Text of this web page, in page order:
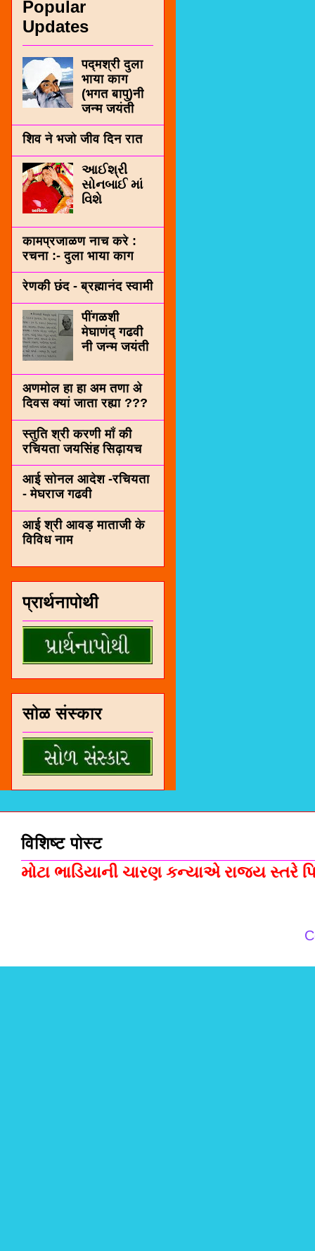
Popular
Updates
पद्मश्री दुला
भाया काग
(भगत बापु)नी
जन्म जयंती
शिव ने भजो जीव दिन रात
આઈશ્રી
સોનબાઈ માં
વિશે
कामप्रजाळण नाच करे :
रचना :- दुला भाया काग
रेणकी छंद - ब्रह्मानंद स्वामी
पींगळशी
मेघाणंद् गढवी
नी जन्म जयंती
अणमोल हा हा अम तणा अे
दिवस क्यां जाता रह्या ???
स्तुति श्री करणी माँ की
रचियता जयसिंह सिढ़ायच
आई सोनल आदेश -रचियता
- मेघराज गढवी
आई श्री आवड़ माताजी के
विविध नाम
प्रार्थनापोथी
सोळ संस्कार
विशिष्ट पोस्ट
મોટા ભાડિયાની ચારણ કન્યાએ રાજ્ય સ્તરે